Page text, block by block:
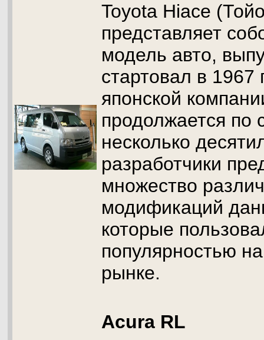
Toyota Hiace
представляет
модель авто,
стартовал в 1967
японской
продолжается по
несколько
разработчики
множество
модификаций
которые
популярностью
рынке.
Acura RL